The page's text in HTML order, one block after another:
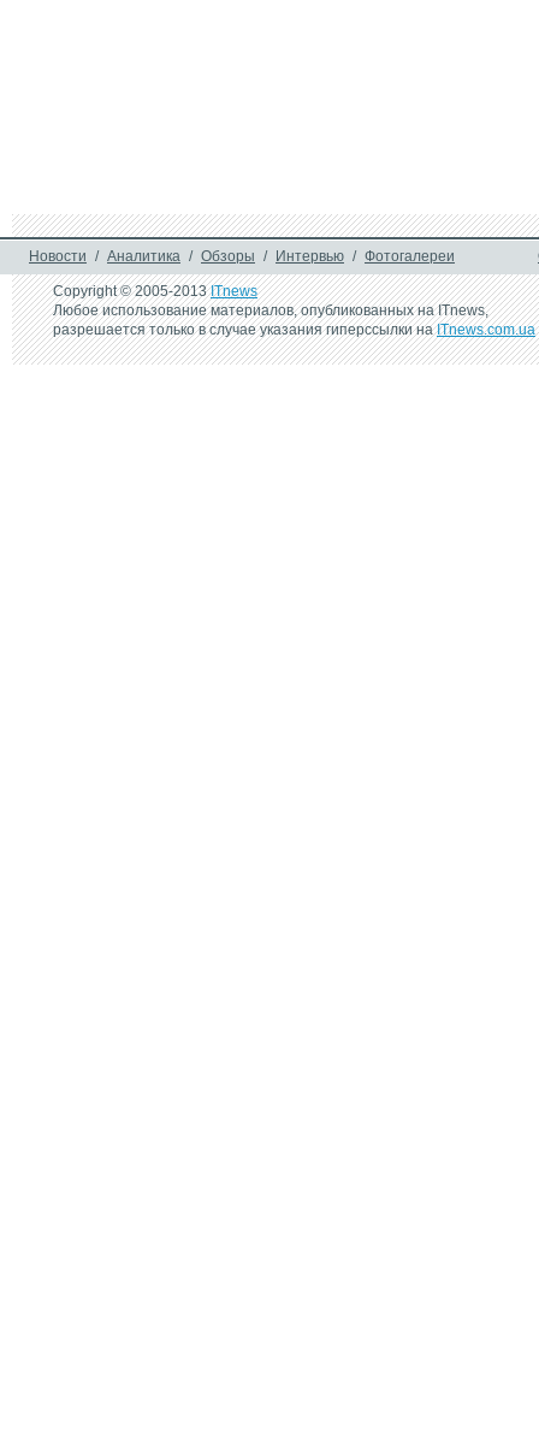
Новости / Аналитика / Обзоры / Интервью / Фотогалереи
Copyright © 2005-2013ITnews
Любое использование материалов, опубликованных на ITnews,
разрешается только в случае указания гиперссылки наITnews.com.ua